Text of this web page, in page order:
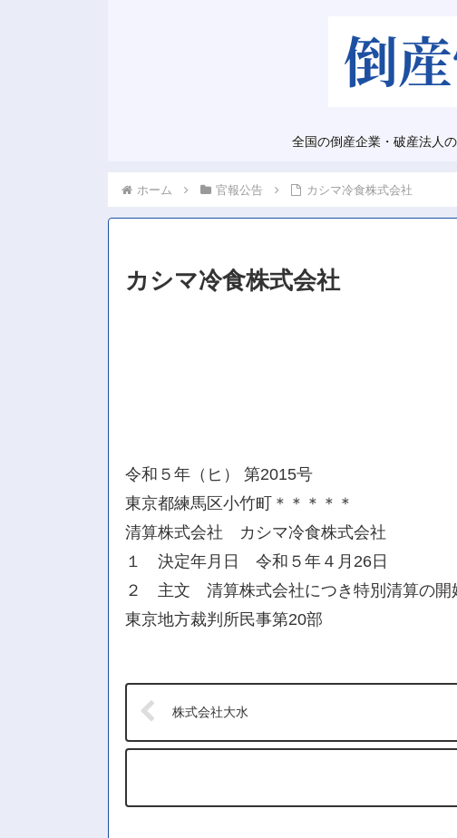
全国の倒産企業・破産法人
ホーム 官報公告 カシマ冷食株式会社
カシマ冷食株式会社
令和５年（ヒ） 第2015号
東京都練馬区小竹町＊＊＊＊＊
清算株式会社 カシマ冷食株式会社
１ 決定年月日 令和５年４月26日
２ 主文 清算株式会社につき特別清算の開
東京地方裁判所民事第20部
株式会社大水